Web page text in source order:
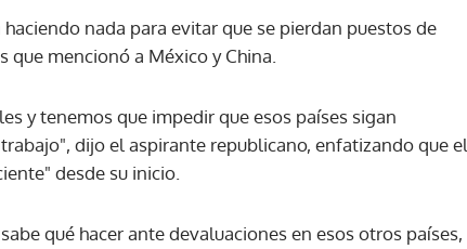
a nuestro boletín.
nada para evitar que se pierdan puestos de
mencionó a México y China.
y tenemos que impedir que esos países sigan
dijo el aspirante republicano, enfatizando que el
desde su inicio.
qué hacer ante devaluaciones en esos otros países,